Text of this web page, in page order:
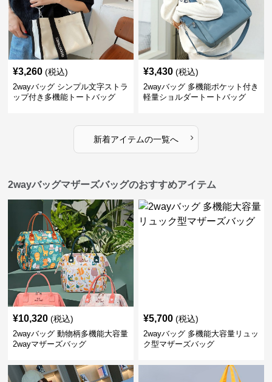
¥3,260 (税込)
2wayバッグ シンプル文字ストラ
ップ付き多機能トートバッグ
¥3,430 (税込)
2wayバッグ 多機能ポケット付き
軽量ショルダートートバッグ
新着アイテムの一覧へ ›
2wayバッグマザーズバッグのおすすめアイテム
¥10,320 (税込)
2wayバッグ 動物柄多機能大容量
2wayマザーズバッグ
¥5,700 (税込)
2wayバッグ 多機能大容量リュッ
ク型マザーズバッグ